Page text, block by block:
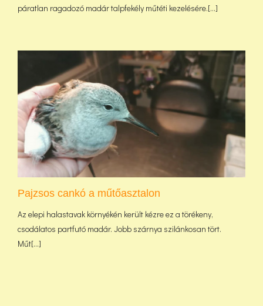
páratlan ragadozó madár talpfekély műtéti kezelésére.[...]
Pajzsos cankó a műtőasztalon
Az elepi halastavak környékén került kézre ez a törékeny,
csodálatos partfutó madár. Jobb szárnya szilánkosan tört.
Műt[...]